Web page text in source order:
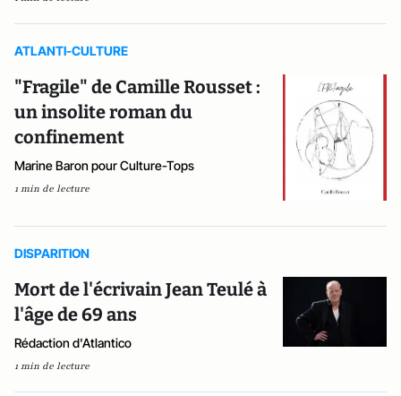
ATLANTI-CULTURE
"Fragile" de Camille Rousset :
un insolite roman du
confinement
Marine Baron pour Culture-Tops
1 min de lecture
DISPARITION
Mort de l'écrivain Jean Teulé à
l'âge de 69 ans
Rédaction d'Atlantico
1 min de lecture